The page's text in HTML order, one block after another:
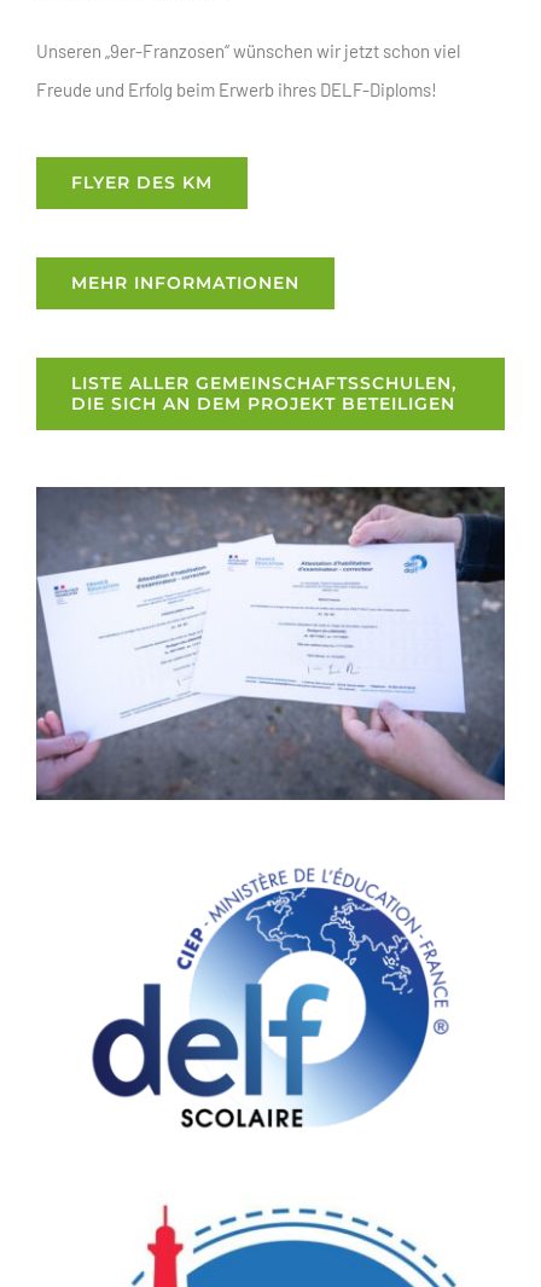
Unseren „9er-Franzosen“ wünschen wir jetzt schon viel
Freude und Erfolg beim Erwerb ihres DELF-Diploms!
FLYER DES KM
MEHR INFORMATIONEN
LISTE ALLER GEMEINSCHAFTSSCHULEN,
DIE SICH AN DEM PROJEKT BETEILIGEN